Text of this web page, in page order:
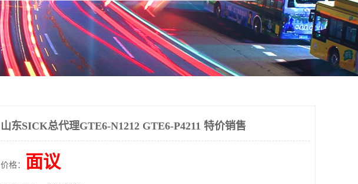
山东SICK总代理GTE6-N1212 GTE6-P4211 特价销售
价格： 面议